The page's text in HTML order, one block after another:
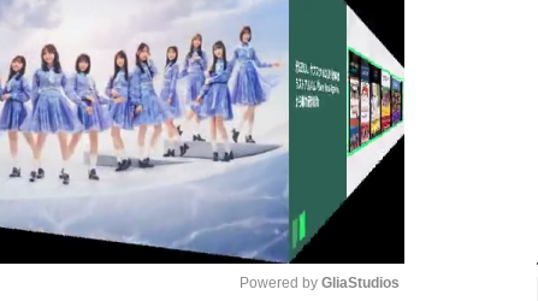
Powered by GliaStudios